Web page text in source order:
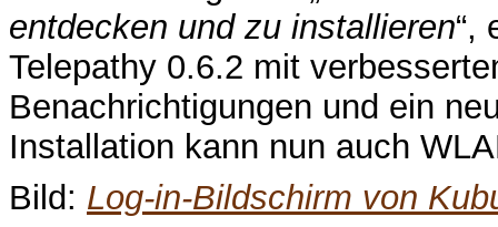
entdecken und zu installieren“,
Telepathy 0.6.2 mit
Benachrichtigungen und ein
Installation kann nun auch
Bild: Log-in-Bildschirm von